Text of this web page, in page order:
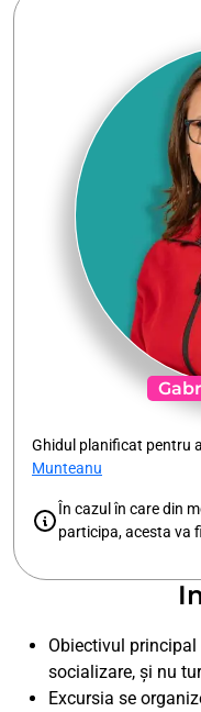
Ghidul planificat pentru
Munteanu
În cazul în care din
participa, acesta va
Obiectivul
socializare, și nu
Excursia se